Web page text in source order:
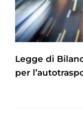
Legge di
per